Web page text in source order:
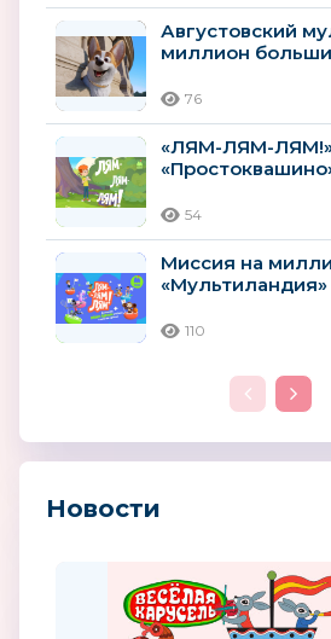
Августовский
миллион
76
«ЛЯМ-ЛЯМ-
54
Миссия на
«Мультиландия»
телеканала
110
Новости